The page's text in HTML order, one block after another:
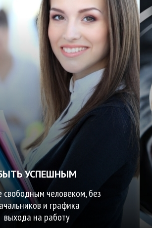
УСПЕШНЫМ
свободным человеком, без
и графика
выхода на работу